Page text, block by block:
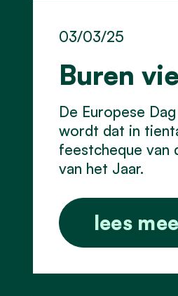
Buren
03/03/25
De Europese
wordt dat in
feestcheque van
van het Jaar.
lees